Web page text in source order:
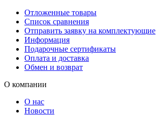
Отложенные товары
Список сравнения
Отправить заявку на комплектующие
Информация
Подарочные сертификаты
Оплата и доставка
Обмен и возврат
О компании
О нас
Новости